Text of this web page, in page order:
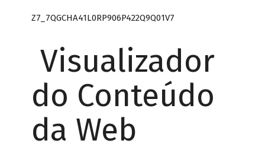
Z7_7QGCHA41L0RP906P422Q9Q01V7
Visualizador
do Conteúdo
da Web